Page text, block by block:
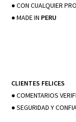
● CON CUALQUIER
● MADE IN PERU
CLIENTES FELICES
● COMENTARIOS
● SEGURIDAD Y